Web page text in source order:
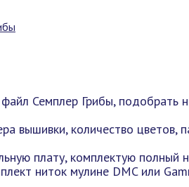
Семплер Грибы, подобрать
вышивки, количество
плату, комплектую полный
ниток мулине DMC или